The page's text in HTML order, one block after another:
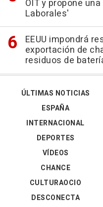
OIT y propone
Laborales'
EEUU impondrá
exportación de
residuos de
ÚLTIMAS NOTICIAS
ESPAÑA
INTERNACIONAL
DEPORTES
VÍDEOS
CHANCE
CULTURAOCIO
DESCONECTA